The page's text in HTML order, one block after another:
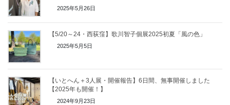
2025年5月26日
【5/20～24・西荻窪】歌川智子個展2025初夏「風の色」
2025年5月5日
【いとへん＋3人展・開催報告】6日間、無事開催しました
【2025年も開催！】
2024年9月23日